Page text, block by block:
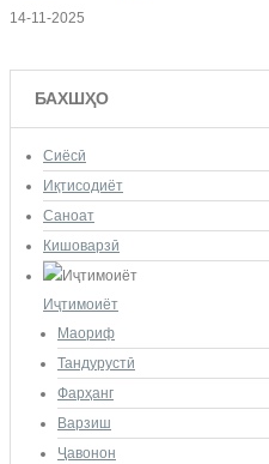
14-11-2025
БАХШҲО
Сиёсӣ
Иқтисодиёт
Саноат
Кишоварзӣ
Иҷтимоиёт
Маориф
Тандурустӣ
Фарҳанг
Варзиш
Ҷавонон